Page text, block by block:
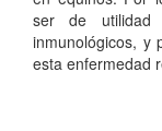
ser de utilidad
inmunológicos, y
esta enfermedad